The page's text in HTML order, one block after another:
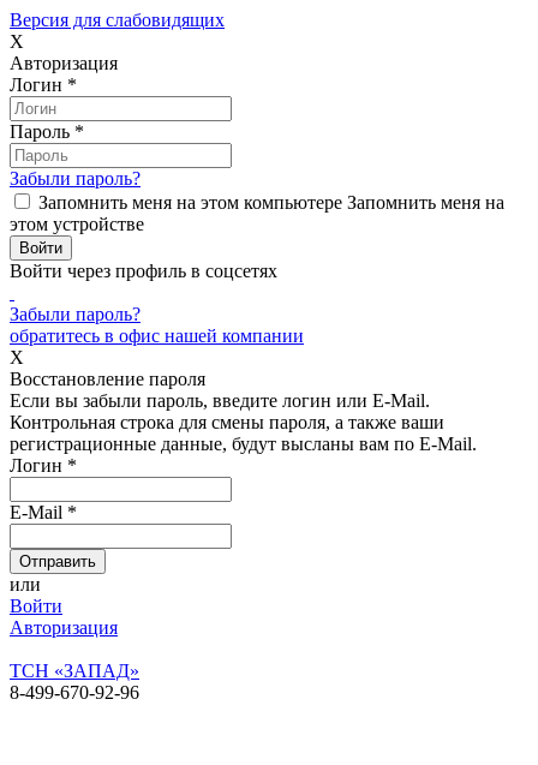
Версия для слабовидящих
X
Авторизация
Логин *
Пароль *
Забыли пароль?
Запомнить меня на этом компьютере Запомнить меня на
этом устройстве
Войти через профиль в соцсетях
Забыли пароль?
обратитесь в офис нашей компании
X
Восстановление пароля
Если вы забыли пароль, введите логин или E-Mail.
Контрольная строка для смены пароля, а также ваши
регистрационные данные, будут высланы вам по E-Mail.
Логин *
E-Mail *
или
Войти
Авторизация
ТСН «ЗАПАД»
8-499-670-92-96